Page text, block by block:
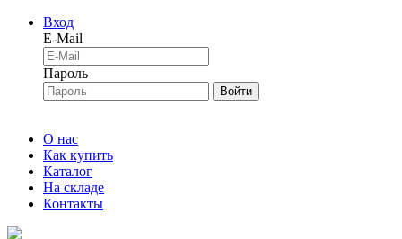
Вход
E-Mail
Пароль
Войти
О нас
Как купить
Каталог
На складе
Контакты